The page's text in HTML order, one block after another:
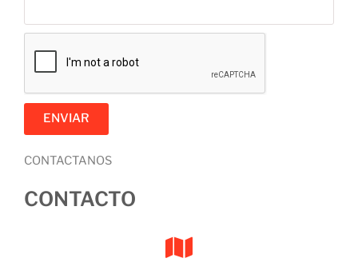
ENVIAR
CONTACTANOS
CONTACTO